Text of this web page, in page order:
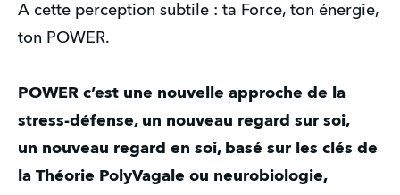
A cette perception subtile : ta Force, ton énergie,
ton POWER.
POWER c’est une nouvelle approche de la
stress-défense, un nouveau regard sur soi,
un nouveau regard en soi, basé sur les clés de
la Théorie PolyVagale ou neurobiologie,